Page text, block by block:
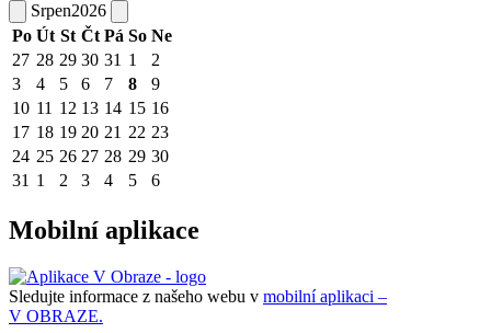
Srpen2026
Po Út St Čt Pá So Ne
27 28 29 30 31 1
2
3
4 5 6 7 8
9
10 11 12 13 14 15 16
17 18 19 20 21 22 23
24 25 26 27 28 29 30
31 1 2 3 4 5 6
Mobilní aplikace
Sledujte informace z našeho webu v mobilní aplikaci –
V OBRAZE.